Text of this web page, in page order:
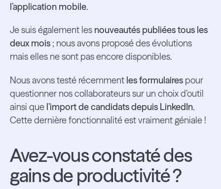
l’application mobile.
Je suis également les nouveautés publiées tous les
deux mois; nous avons proposé des évolutions
mais elles ne sont pas encore disponibles.
Nous avons testé récemment les formulairespour
questionner nos collaborateurs sur un choix d’outil
ainsi que l’import de candidats depuis LinkedIn.
Cette dernière fonctionnalité est vraiment géniale !
Avez-vous constaté des
gains de productivité ?